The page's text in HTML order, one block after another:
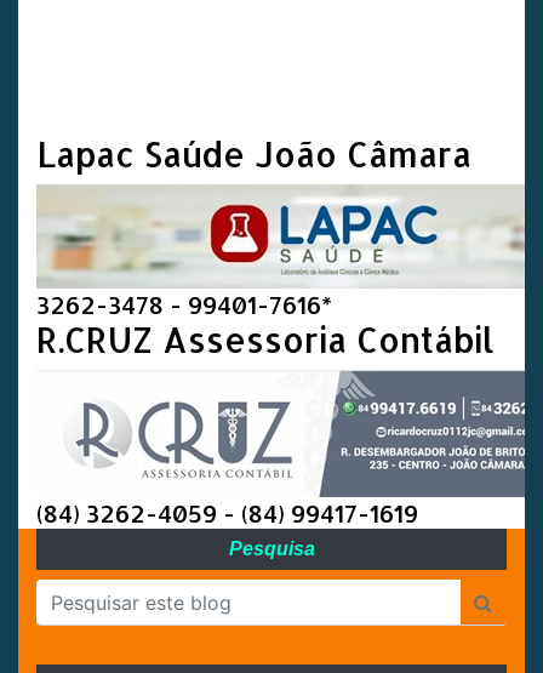
Lapac Saúde João Câmara
3262-3478 - 99401-7616*
R.CRUZ Assessoria Contábil
(84) 3262-4059 - (84) 99417-1619
Pesquisa